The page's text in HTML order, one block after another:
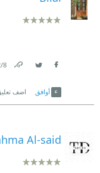
8‏/2‏/2025
أوافق اضف
Al-said